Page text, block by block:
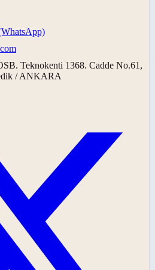
Teknokenti 1368. Cadde No.61,
/ ANKARA